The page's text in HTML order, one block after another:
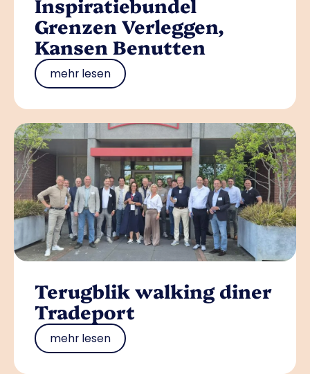
Inspiratiebundel
Grenzen Verleggen,
Kansen Benutten
mehr lesen
Terugblik walking diner
Tradeport
mehr lesen